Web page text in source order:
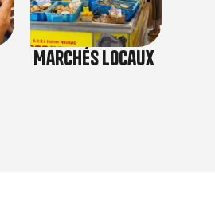
Marchés locaux